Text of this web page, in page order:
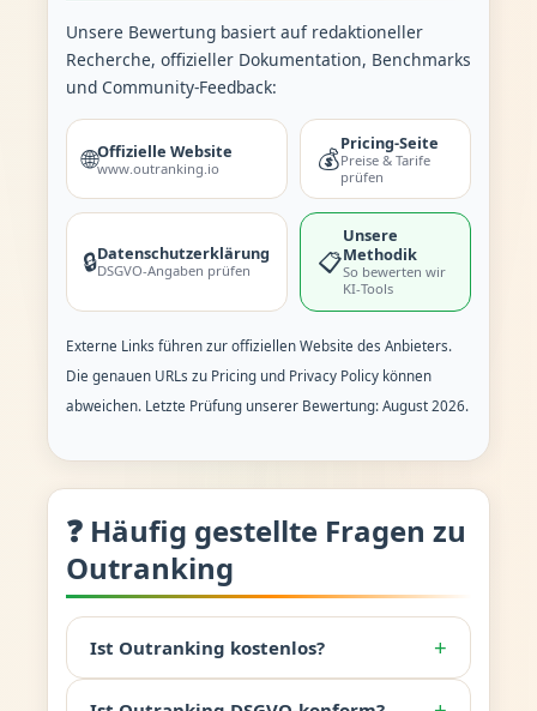
Unsere Bewertung basiert auf redaktioneller
Recherche, offizieller Dokumentation, Benchmarks
und Community-Feedback:
🌐Offizielle Website
www.outranking.io 💰
Pricing-Seite
Preise & Tarife
prüfen
🔒Datenschutzerklärung
DSGVO-Angaben prüfen 📋
Unsere
Methodik
So bewerten wir
KI-Tools
Externe Links führen zur offiziellen Website des Anbieters.
Die genauen URLs zu Pricing und Privacy Policy können
abweichen. Letzte Prüfung unserer Bewertung: August 2026.
❓ Häufig gestellte Fragen zu
Outranking
Ist Outranking kostenlos? +